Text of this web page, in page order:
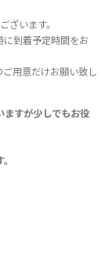
ざいます。
到着予定時間をお
用意だけお願い致し
ますが少しでもお役